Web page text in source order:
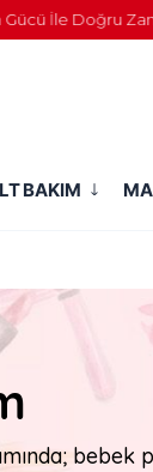
İle Doğru
BAKIM